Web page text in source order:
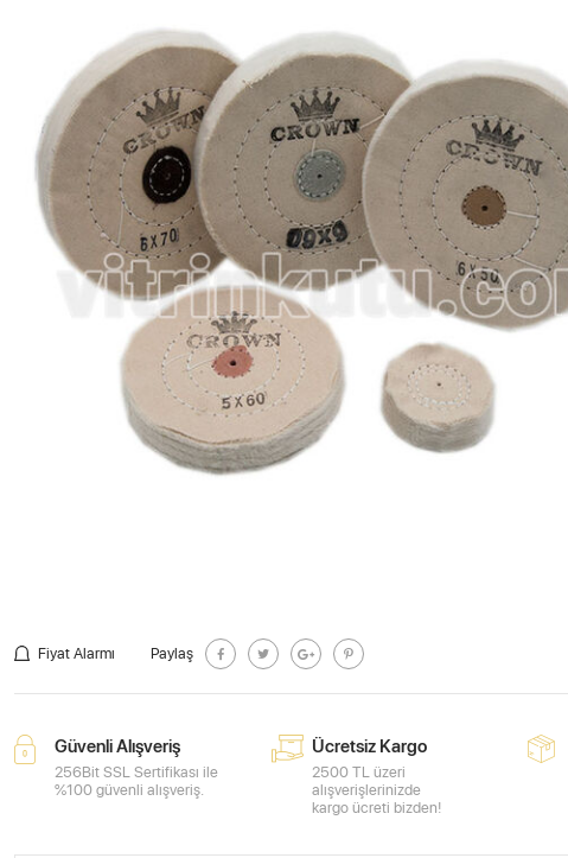
Fiyat Alarmı Paylaş
Güvenli Alışveriş
256Bit SSL Sertifikası ile
%100 güvenli alışveriş.
Ücretsiz Kargo
2500 TL üzeri
alışverişlerinizde
kargo ücreti bizden!